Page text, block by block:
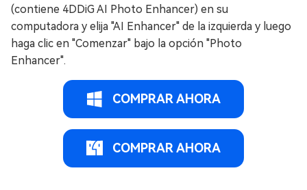
(contiene 4DDiG AI Photo Enhancer) en su
computadora y elija "AI Enhancer" de la izquierda y luego
haga clic en "Comenzar" bajo la opción "Photo
Enhancer".
COMPRAR AHORA
COMPRAR AHORA